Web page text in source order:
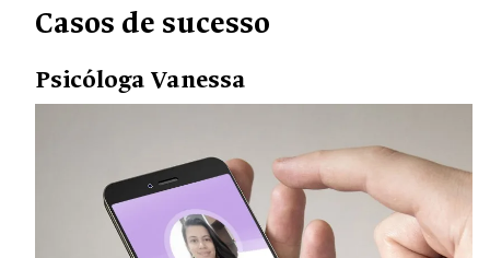
Casos de sucesso
Psicóloga Vanessa